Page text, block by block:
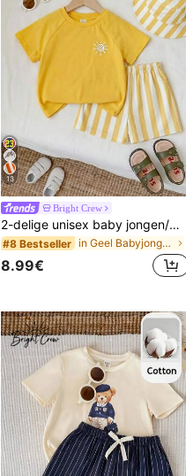
13
Bright Crew
2-delige unisex baby jongen/meisje baby jongen lente/zomer casual schattige gestreepte patroon korte mouwen T-shirt set, baby jongen kleding set, baby jongen zomer outfit, zacht
#8 Bestseller in Geel Babyjongenssets
8.99€